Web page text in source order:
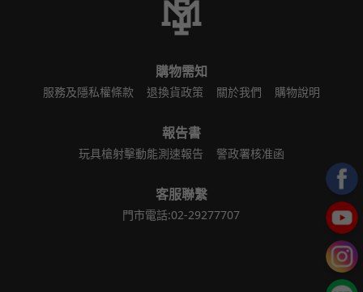
購物需知
服務及隱私權條款 退換貨政策 關於我們 購物說明
報告書
玩具槍射擊動能測速報告 警政署核准函
客服聯繫
門市電話:02-29277707